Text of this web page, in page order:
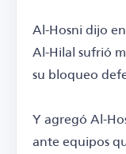
Al-Hosni dijo
Al-Hilal sufrió
su bloqueo
Y agregó Al-
ante equipos